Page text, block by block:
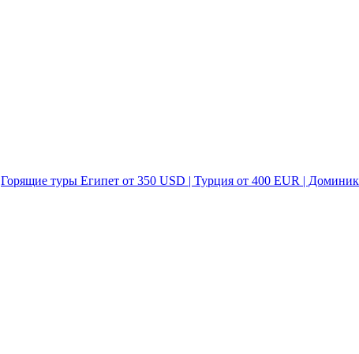
Горящие туры Египет от 350 USD | Турция от 400 EUR |